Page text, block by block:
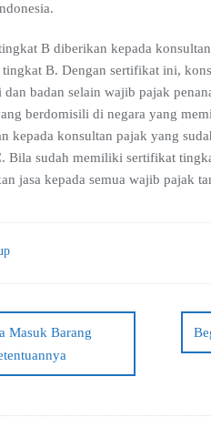
B diberikan kepada
B. Dengan sertifikat ini,
badan selain wajib pajak
berdomisili di negara yang
kepada konsultan pajak yang
Bila sudah memiliki sertifikat
jasa kepada semua wajib pajak
Masuk Barang